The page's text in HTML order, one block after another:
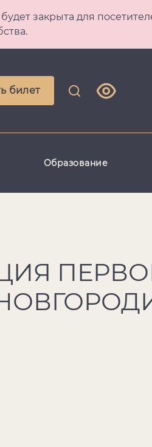
закрыта для
билет
Образование